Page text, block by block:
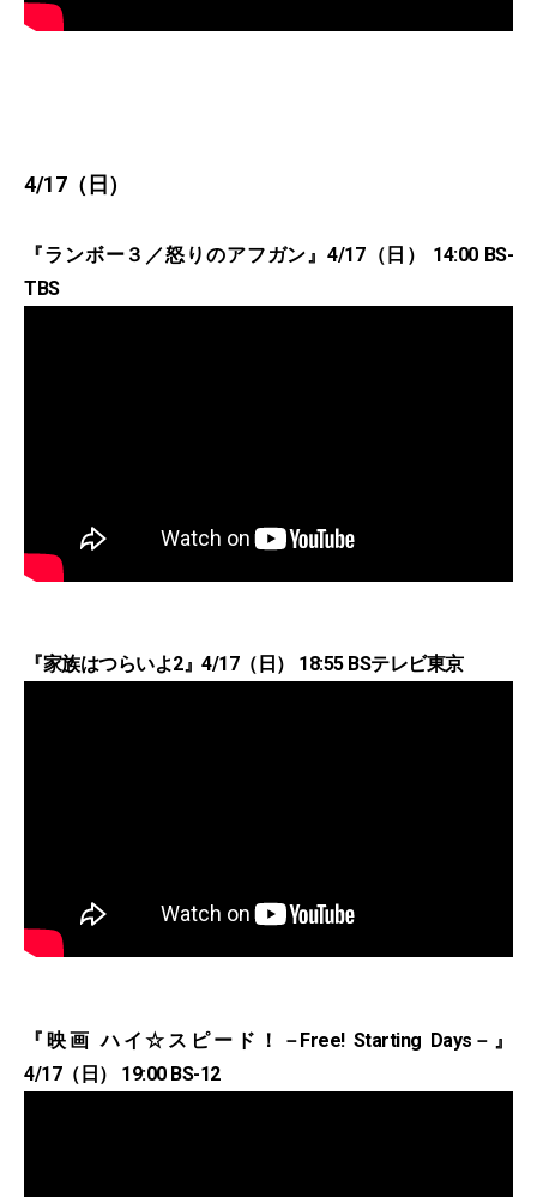
4/17（日）
『ランボー３／怒りのアフガン』4/17（日） 14:00 BS-
TBS
『家族はつらいよ2』4/17（日） 18:55 BSテレビ東京
『映画 ハイ☆スピード！－Free! Starting Days－』
4/17（日） 19:00 BS-12